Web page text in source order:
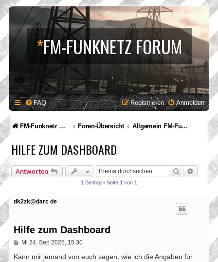
*FM-FUNKNETZ FORUM
FAQ Anmelden
Registrieren
FM-Funknetz Relaisverbund Foren-Übersicht Allgemein FM-Funketz
HILFE ZUM DASHBOARD
Antworten Suche
1 Beitrag • Seite 1 von 1
dk2zk@darc de
Hilfe zum Dashboard
B
i
Mi 24. Sep 2025, 15:30
Kann mir jemand von euch sagen, wie ich die Angaben für